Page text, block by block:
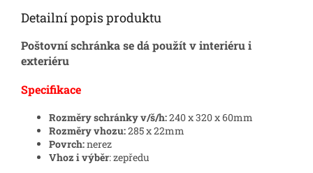
Detailní popis produktu
Poštovní schránka se dá použít v interiéru i
exteriéru
Specifikace
Rozměry schránky v/š/h:240 x 320 x 60mm
Rozměry vhozu:285 x 22mm
Povrch:nerez
Vhoz i výběr: zepředu